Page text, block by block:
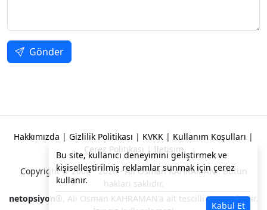
Gönder
Hakkımızda | Gizlilik Politikası | KVKK | Kullanım Koşulları |
Çerez Politikası | İletişim
Copyright © 2002 - 2026 -Ali Osman KAHRAMAN. Bütün
hakları saklıdır.
netopsiyon®, Ali Osman KAHRAMAN'a ait tescilli bir markadır.
Bu site, kullanıcı deneyimini geliştirmek ve
kişiselleştirilmiş reklamlar sunmak için çerez
kullanır.
Kabul Et